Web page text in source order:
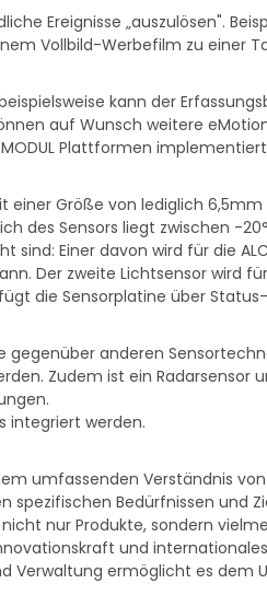
Ereignisse „auszulösen".
Vollbild-Werbefilm zu einer
kann der
auf Wunsch weitere
Plattformen
einer Größe von lediglich
des Sensors liegt zwischen -
Einer davon wird für die
Der zweite Lichtsensor wird
die Sensorplatine über Status-
anderen
Zudem ist ein
integriert werden.
umfassenden Verständnis
spezifischen Bedürfnissen und
nur Produkte, sondern
und
Verwaltung ermöglicht es dem